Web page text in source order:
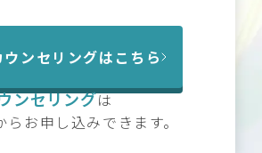
ウンセリングはこちら
ンセリングは
らお申し込みできます。